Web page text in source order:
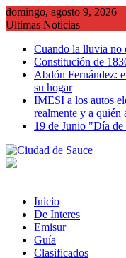
Saltar
al
domingo, agosto 9, 2026
Ultimas Noticias
Cuando la lluvia no
Constitución de
Abdón Fernández:
su hogar
IMESI a los autos
realmente y a quién
19 de Junio "Día
Inicio
De Interes
Emisur
Guía
Clasificados